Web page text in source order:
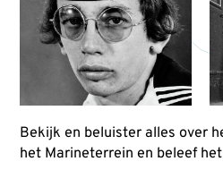
Bekijk en beluister alles over
het Marineterrein en beleef